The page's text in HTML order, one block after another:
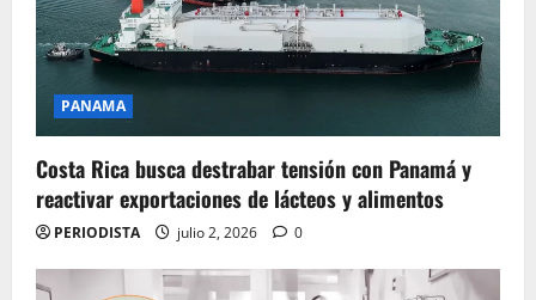
PANAMA
Costa Rica busca destrabar tensión con Panamá y
reactivar exportaciones de lácteos y alimentos
PERIODISTA julio 2, 2026 0